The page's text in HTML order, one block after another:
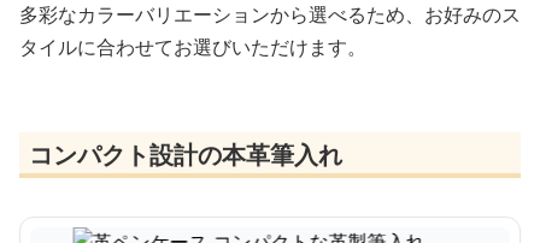
多彩なカラーバリエーションから選べるため、お好みのス
タイルに合わせてお選びいただけます。
コンパクト設計の本革筆入れ